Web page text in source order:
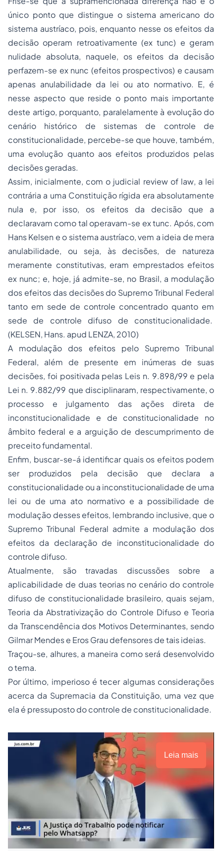
único ponto que distingue o sistema americano do
sistema austríaco, pois, enquanto nesse os efeitos da
decisão operam retroativamente (ex tunc) e geram
nulidade absoluta, naquele, os efeitos da decisão
perfazem-se ex nunc (efeitos prospectivos) e causam
apenas anulabilidade da lei ou ato normativo. E, é
nesse aspecto que reside o ponto mais importante
deste artigo, porquanto, paralelamente à evolução do
cenário histórico de sistemas de controle de
constitucionalidade, percebe-se que houve, também,
uma evolução quanto aos efeitos produzidos pelas
decisões geradas.
Assim, inicialmente, com o judicial review of law, a lei
contrária a uma Constituição rígida era absolutamente
nula e, por isso, os efeitos da decisão que a
declaravam como tal operavam-se ex tunc. Após, com
Hans Kelsen e o sistema austríaco, vem a ideia de mera
anulabilidade, ou seja, às decisões, de natureza
meramente constitutivas, eram emprestados efeitos
ex nunc; e, hoje, já admite-se, no Brasil, a modulação
dos efeitos das decisões do Supremo Tribunal Federal
tanto em sede de controle concentrado quanto em
sede de controle difuso de constitucionalidade.
(KELSEN, Hans. apud LENZA, 2010)
A modulação dos efeitos pelo Supremo Tribunal
Federal, além de presente em inúmeras de suas
decisões, foi positivada pelas Leis n. 9.898/99 e pela
Lei n. 9.882/99 que disciplinaram, respectivamente, o
processo e julgamento das ações direta de
inconstitucionalidade e de constitucionalidade no
âmbito federal e a arguição de descumprimento de
preceito fundamental.
Enfim, buscar-se-á identificar quais os efeitos podem
ser produzidos pela decisão que declara a
constitucionalidade ou a inconstitucionalidade de uma
lei ou de uma ato normativo e a possibilidade de
modulação desses efeitos, lembrando inclusive, que o
Supremo Tribunal Federal admite a modulação dos
efeitos da declaração de inconstitucionalidade do
controle difuso.
Atualmente, são travadas discussões sobre a
aplicabilidade de duas teorias no cenário do controle
difuso de constitucionalidade brasileiro, quais sejam,
Teoria da Abstrativização do Controle Difuso e Teoria
da Transcendência dos Motivos Determinantes, sendo
Gilmar Mendes e Eros Grau defensores de tais ideias.
Traçou-se, alhures, a maneira como será desenvolvido
o tema.
Por último, imperioso é tecer algumas considerações
acerca da Supremacia da Constituição, uma vez que
ela é pressuposto do controle de constitucionalidade.
Leia mais